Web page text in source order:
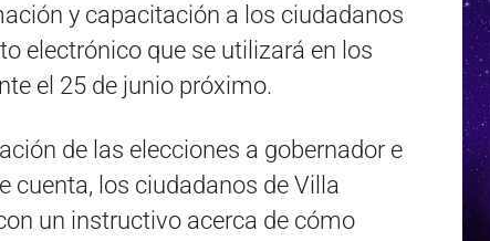
y capacitación a los ciudadanos
electrónico que se utilizará en los
el 25 de junio próximo.
de las elecciones a gobernador e
cuenta, los ciudadanos de Villa
un instructivo acerca de cómo